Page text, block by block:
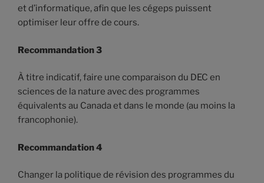
et d’informatique, afin que les cégeps puissent
optimiser leur offre de cours.
Recommandation 3
À titre indicatif, faire une comparaison du DEC en
sciences de la nature avec des programmes
équivalents au Canada et dans le monde (au moins la
francophonie).
Recommandation 4
Changer la politique de révision des programmes du